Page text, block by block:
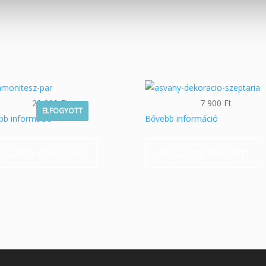
ELFOGYOTT
29 900Ft
információ
7 900 Ft
Bővebb információ